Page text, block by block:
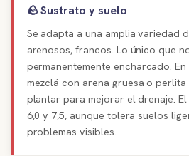
🪨 Sustrato y suelo
Se adapta a una amplia variedad
arenosos, francos. Lo único que
permanentemente encharcado.
mezclá con arena gruesa o perlita
plantar para mejorar el drenaje.
6,0 y 7,5, aunque tolera suelos
problemas visibles.